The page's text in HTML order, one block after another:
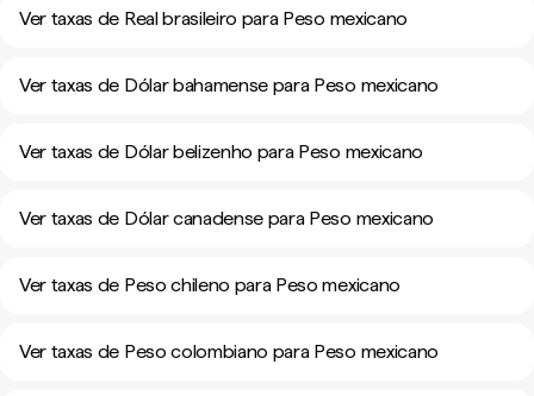
Ver taxas de Real brasileiro para Peso mexicano
Ver taxas de Dólar bahamense para Peso mexicano
Ver taxas de Dólar belizenho para Peso mexicano
Ver taxas de Dólar canadense para Peso mexicano
Ver taxas de Peso chileno para Peso mexicano
Ver taxas de Peso colombiano para Peso mexicano